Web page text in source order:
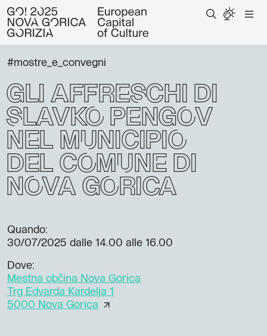
#mostre_e_convegni
Gli affreschi di
Slavko Pengov
nel Municipio
del Comune di
Nova Gorica
Quando:
30/07/2025 dalle 14.00 alle 16.00
Dove:
Mestna občina Nova Gorica
Trg Edvarda Kardelja 1
5000 Nova Gorica